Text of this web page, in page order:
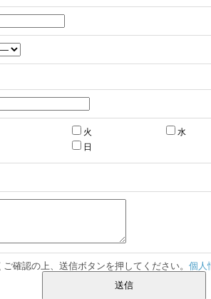
火 水
日
ご確認の上、送信ボタンを押してください。 個人